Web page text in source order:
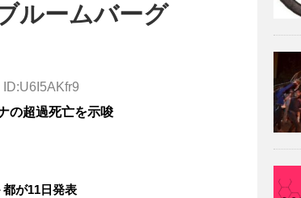
ルームバーグ
の超過死亡を示唆
が11日発表